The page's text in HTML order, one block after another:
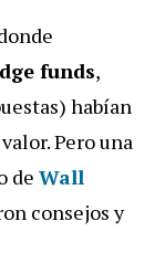
funds,
habían
Pero una
de Wall
consejos y